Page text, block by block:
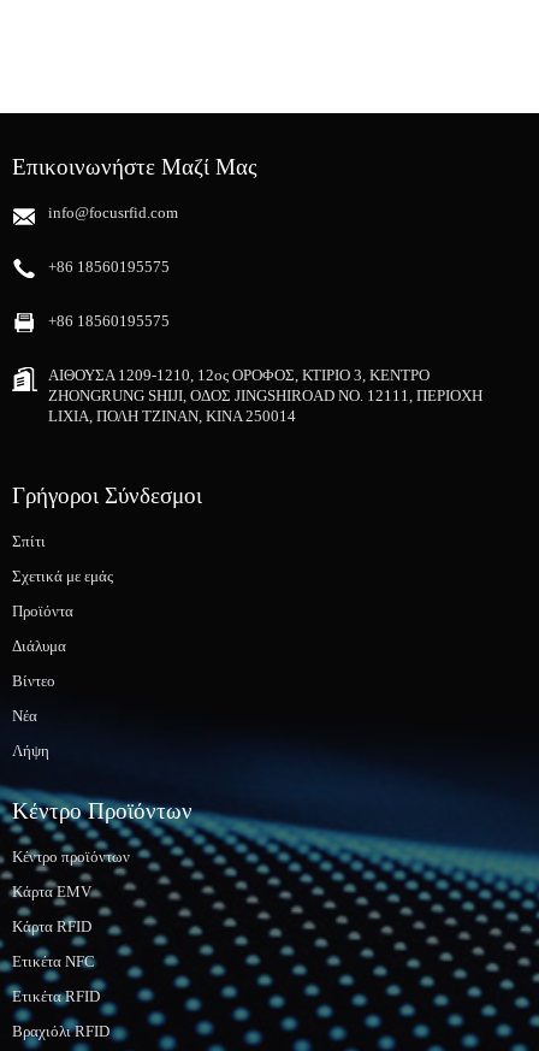
Επικοινωνήστε Μαζί Μας
info@focusrfid.com
+86 18560195575
+86 18560195575
ΑΙΘΟΥΣΑ 1209-1210, 12ος ΟΡΟΦΟΣ, ΚΤΙΡΙΟ 3, ΚΕΝΤΡΟ
ZHONGRUNG SHIJI, ΟΔΟΣ JINGSHIROAD NO. 12111, ΠΕΡΙΟΧΗ
LIXIA, ΠΟΛΗ ΤΖΙΝΑΝ, ΚΙΝΑ 250014
Γρήγοροι Σύνδεσμοι
Σπίτι
Σχετικά με εμάς
Προϊόντα
Διάλυμα
Βίντεο
Νέα
Λήψη
Κέντρο Προϊόντων
Κέντρο προϊόντων
Κάρτα EMV
Κάρτα RFID
Ετικέτα NFC
Ετικέτα RFID
Βραχιόλι RFID